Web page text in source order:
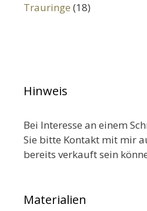
Trauringe (18)
Hinweis
Bei Interesse an einem
Sie bitte Kontakt mit mir
bereits verkauft sein
Materialien